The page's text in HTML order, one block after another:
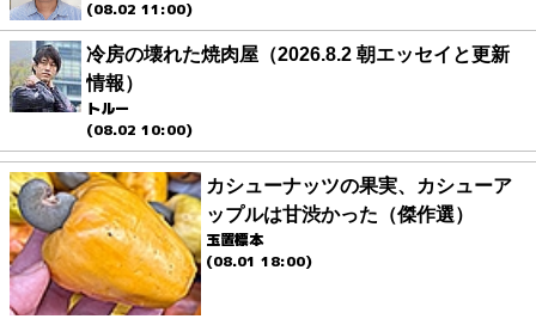
(08.02 11:00)
冷房の壊れた焼肉屋（2026.8.2 朝エッセイと更新
情報）
トルー
(08.02 10:00)
カシューナッツの果実、カシューア
ップルは甘渋かった（傑作選）
玉置標本
(08.01 18:00)